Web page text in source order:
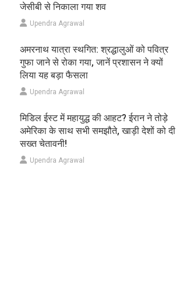
जेसीबी से निकाला गया शव
Upendra Agrawal
अमरनाथ यात्रा स्थगित: श्रद्धालुओं को पवित्र
गुफा जाने से रोका गया, जानें प्रशासन ने क्यों
लिया यह बड़ा फैसला
Upendra Agrawal
मिडिल ईस्ट में महायुद्ध की आहट? ईरान ने तोड़े
अमेरिका के साथ सभी समझौते, खाड़ी देशों को दी
सख्त चेतावनी!
Upendra Agrawal